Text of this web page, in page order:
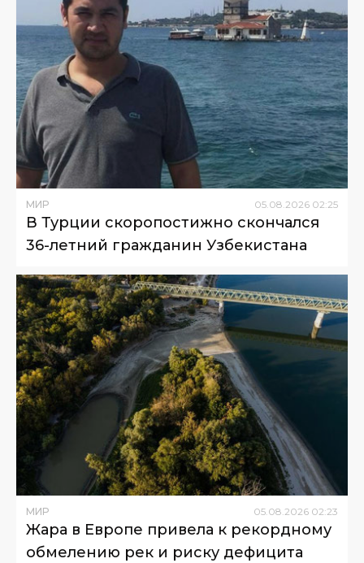
МИР 05.08.2026 02:25
В Турции скоропостижно скончался
36-летний гражданин Узбекистана
МИР 05.08.2026 02:23
Жара в Европе привела к рекордному
обмелению рек и риску дефицита